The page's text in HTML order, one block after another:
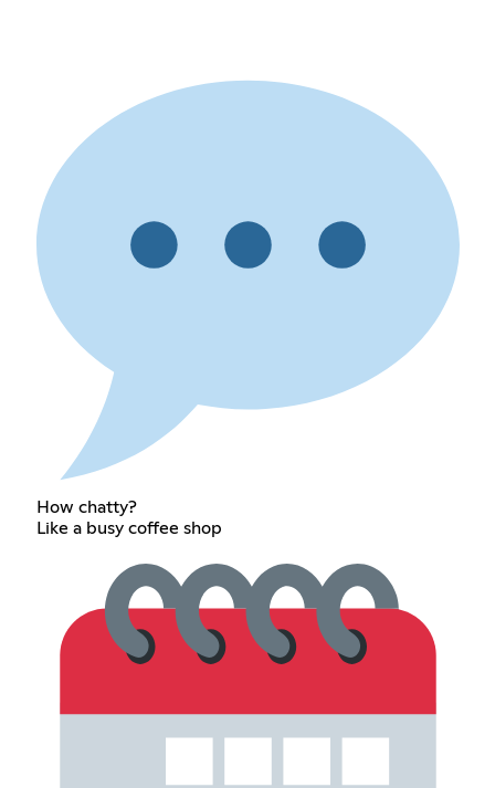
How chatty?
Like a busy coffee shop